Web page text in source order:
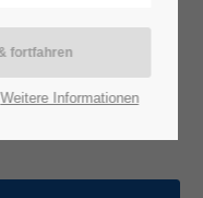
Weitere Informationen